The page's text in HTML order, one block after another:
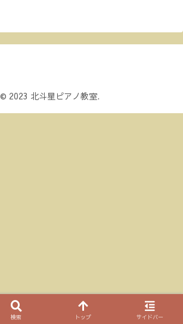
© 2023 北斗星ピアノ教室.
検索 トップ サイドバー